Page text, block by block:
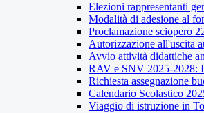
Elezioni rappresentanti
Modalità di adesione al
Proclamazione sciopero
Autorizzazione all'uscita
Avvio attività didattiche
RAV e SNV 2025-2028:
Richiesta assegnazione
Calendario Scolastico
Viaggio di istruzione in